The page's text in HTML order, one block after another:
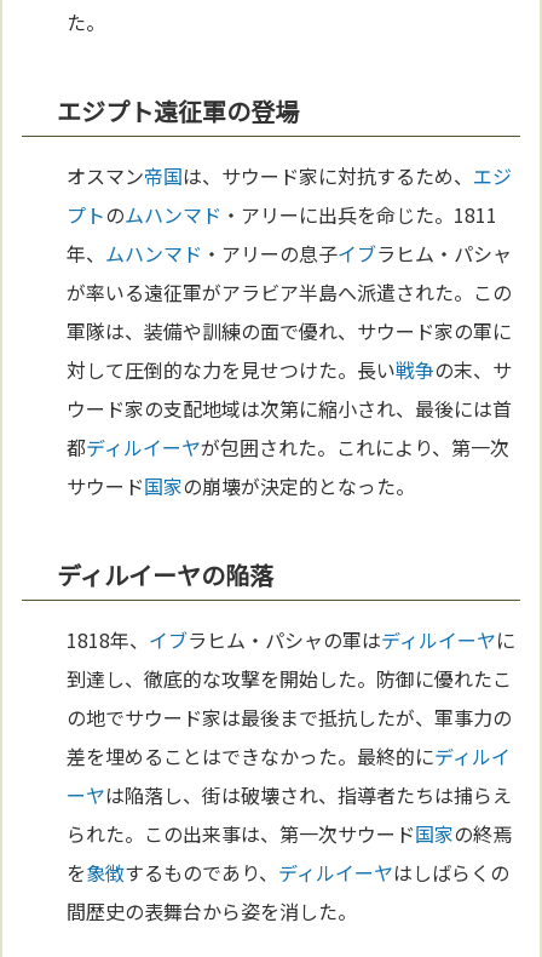
た。
エジプト遠征軍の登場
オスマン帝国は、サウード家に対抗するため、 エジ
プトのムハンマド ・アリーに出兵を命じた。1811
年、 ムハンマド ・アリーの息子イブラヒム・パシャ
が率いる遠征軍がアラビア半島へ派遣された。この
軍隊は、装備や訓練の面で優れ、サウード家の軍に
対して圧倒的な力を見せつけた。長い戦争の末、サ
ウード家の支配地域は次第に縮小され、最後には首
都ディルイーヤが包囲された。これにより、第一次
サウード国家の崩壊が決定的となった。
ディルイーヤの陥落
1818年、 イブラヒム・パシャの軍はディルイーヤに
到達し、徹底的な攻撃を開始した。防御に優れたこ
の地でサウード家は最後まで抵抗したが、軍事力の
差を埋めることはできなかった。最終的にディルイ
ーヤは陥落し、街は破壊され、指導者たちは捕らえ
られた。この出来事は、第一次サウード国家の終焉
を象徴するものであり、 ディルイーヤはしばらくの
間歴史の表舞台から姿を消した。